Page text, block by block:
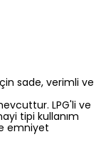
sade, verimli ve
LPG'li ve
tipi kullanım
emniyet